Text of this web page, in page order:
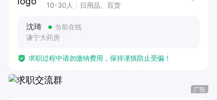
10-30人 日用品、百货
沈琦
当前在线
谦宁大药房
求职过程中请勿缴纳费用，保持谨慎防止受骗！
广告